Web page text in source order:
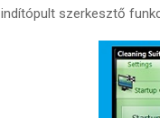
indítópult szerkesztő